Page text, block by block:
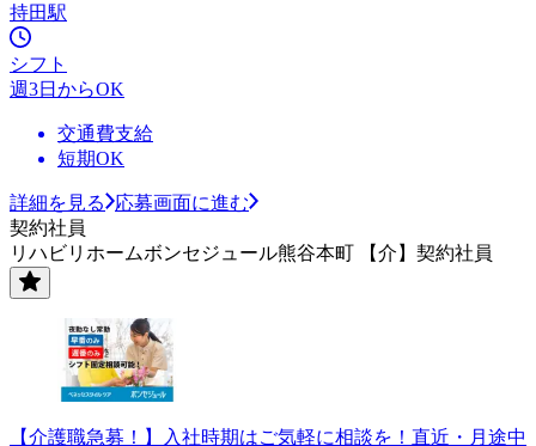
持田駅
シフト
週3日からOK
交通費支給
短期OK
詳細を見る
応募画面に進む
契約社員
リハビリホームボンセジュール熊谷本町 【介】契約社員
【介護職急募！】入社時期はご気軽に相談を！直近・月途中